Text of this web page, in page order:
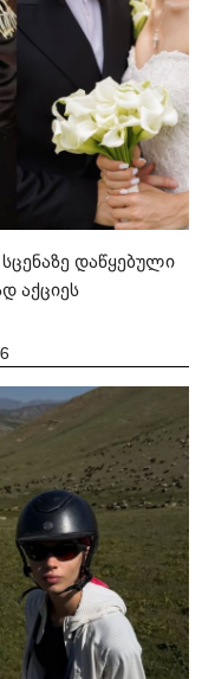
დაწყებული
აქციეს